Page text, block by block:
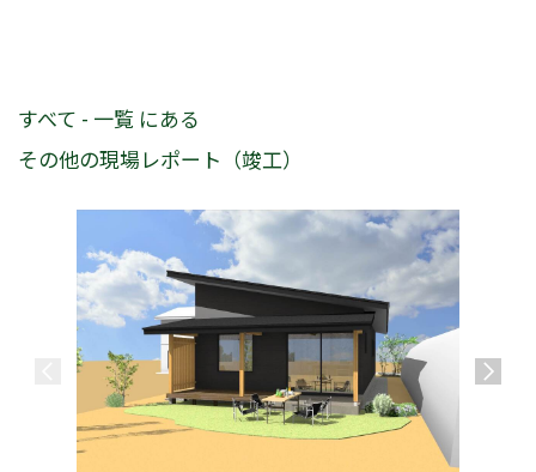
すべて - 一覧 にある
その他の現場レポート（竣工）